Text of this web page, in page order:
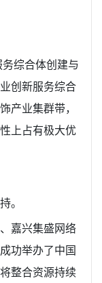
综合体创建与
创新服务综合
产业集群带，
上占有极大优
。
嘉兴集盛网络
功举办了中国
整合资源持续